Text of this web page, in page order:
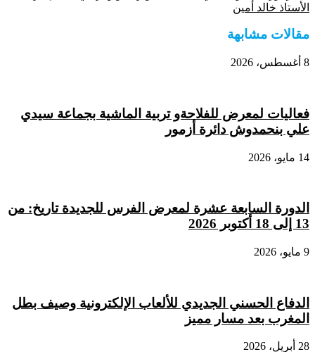
الأستاذ خالد أمين
مقالات مشابهة
8 أغسطس، 2026
فعاليات لمعرض للفلاحةو تربية الماشية بجماعة سيدي
علي بنحمدوش دائرة أزمور
14 مايو، 2026
الدورة السابعة عشرة لمعرض الفرس للجديدة تاريخ: من
13 إلى 18 أكتوبر 2026
9 مايو، 2026
الدفاع الحسني الجديدي للألعاب الإلكترونية وصيف بطل
المغرب بعد مسار مميز
28 أبريل، 2026